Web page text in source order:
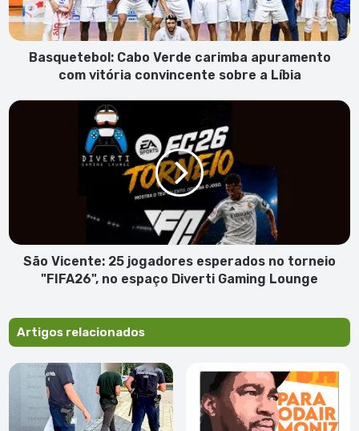
vitória
convincente
sobre
Basquetebol: Cabo Verde carimba apuramento
com vitória convincente sobre a Líbia
São
no
espaço
São Vicente: 25 jogadores esperados no torneio
"FIFA26", no espaço Diverti Gaming Lounge
Artigos relacionados